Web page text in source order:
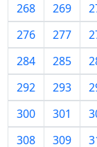
268
269
276
277
284
285
292
293
300
301
308
309